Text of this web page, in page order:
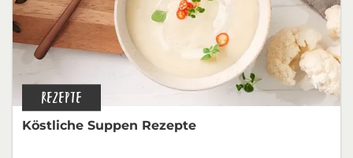
REZEPTE
Köstliche Suppen Rezepte